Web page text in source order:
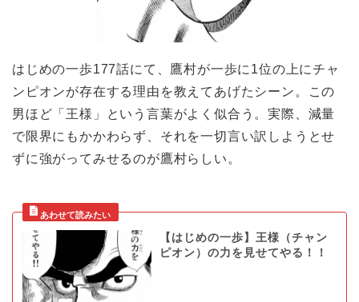
はじめの一歩177話にて、鷹村が一歩に1位の上にチャ
ンピオンが存在する理由を教えてあげたシーン。この
男ほど「王様」という言葉がよく似合う。実際、減量
で限界にもかかわらず、それを一切言い訳しようとせ
ずに強がってみせるのが鷹村らしい。
【はじめの一歩】王様（チャン
ピオン）の力を見せてやる！！